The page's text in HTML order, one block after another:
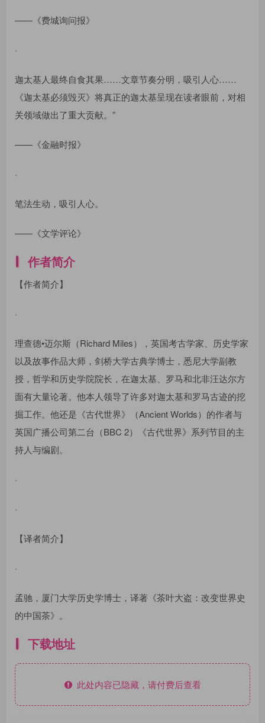
——《费城询问报》
·
迦太基人最终自食其果……文章节奏分明，吸引人心……
《迦太基必须毁灭》将真正的迦太基呈现在读者眼前，对相
关领域做出了重大贡献。”
——《金融时报》
·
笔法生动，吸引人心。
——《文学评论》
作者简介
【作者简介】
·
理查德•迈尔斯（Richard Miles），英国考古学家、历史学家
以及故事作品大师，剑桥大学古典学博士，悉尼大学副教
授，哲学和历史学院院长，在迦太基、罗马和北非汪达尔方
面有大量论著。他本人领导了许多对迦太基和罗马古迹的挖
掘工作。他还是《古代世界》（Ancient Worlds）的作者与
英国广播公司第二台（BBC 2）《古代世界》系列节目的主
持人与编剧。
·
·
【译者简介】
·
孟驰，厦门大学历史学博士，译著《茶叶大盗：改变世界史
的中国茶》。
下载地址
此处内容已隐藏，请付费后查看